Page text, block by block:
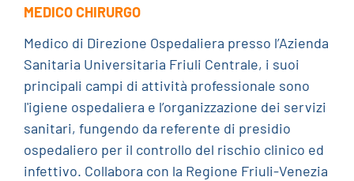
MEDICO CHIRURGO
Medico di Direzione Ospedaliera presso l’Azienda
Sanitaria Universitaria Friuli Centrale, i suoi
principali campi di attività professionale sono
l'igiene ospedaliera e l’organizzazione dei servizi
sanitari, fungendo da referente di presidio
ospedaliero per il controllo del rischio clinico ed
infettivo. Collabora con la Regione Friuli-Venezia